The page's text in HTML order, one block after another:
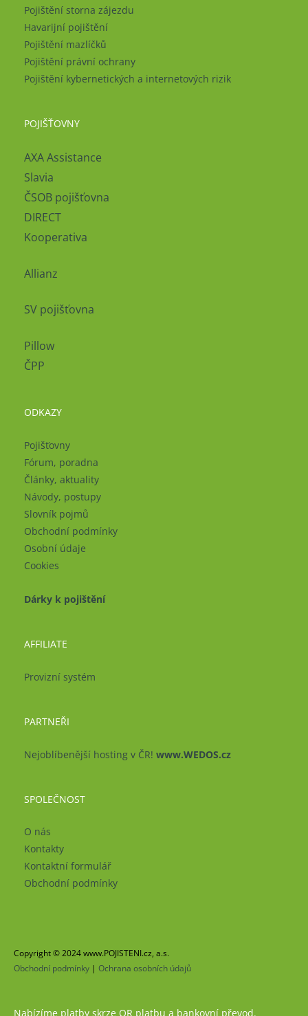
Pojištění storna zájezdu
Havarijní pojištění
Pojištění mazlíčků
Pojištění právní ochrany
Pojištění kybernetických a internetových rizik
POJIŠŤOVNY
AXA Assistance
Slavia
ČSOB pojišťovna
DIRECT
Kooperativa
Allianz
SV pojišťovna
Pillow
ČPP
ODKAZY
Pojišťovny
Fórum, poradna
Články, aktuality
Návody, postupy
Slovník pojmů
Obchodní podmínky
Osobní údaje
Cookies
Dárky k pojištění
AFFILIATE
Provizní systém
PARTNEŘI
Nejoblíbenější hosting v ČR! www.WEDOS.cz
SPOLEČNOST
O nás
Kontakty
Kontaktní formulář
Obchodní podmínky
Copyright © 2024 www.POJISTENI.cz, a.s.
Obchodní podmínky | Ochrana osobních údajů
Nabízíme platby skrze QR platbu a bankovní převod.